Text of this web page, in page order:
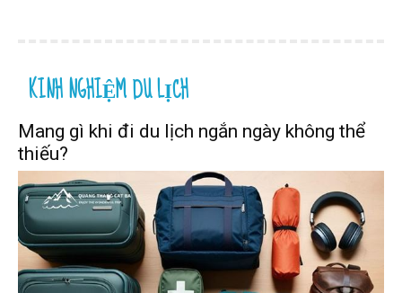
KINH NGHIỆM DU LỊCH
Mang gì khi đi du lịch ngắn ngày không thể
thiếu?